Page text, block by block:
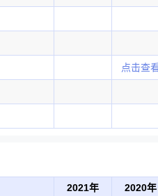
点击查
2021年 2020年